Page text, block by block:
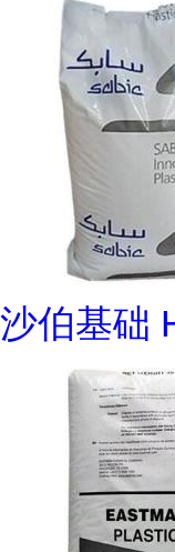
沙伯基础